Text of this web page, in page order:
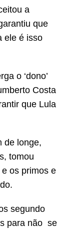
a
que
ele é isso
o ‘dono’
Costa
que Lula
de longe,
tomou
os primos e
segundo
para não se